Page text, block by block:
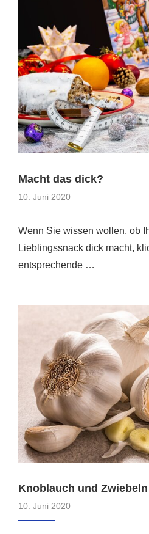
Macht das dick?
10. Juni 2020
Wenn Sie wissen wollen, ob
Lieblingssnack dick macht,
entsprechende …
Knoblauch und Zwiebeln
10. Juni 2020